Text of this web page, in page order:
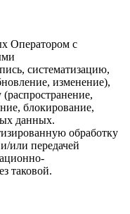
Оператором с
систематизацию,
изменение),
(распространение,
блокирование,
данных.
обработку
или передачей
таковой.